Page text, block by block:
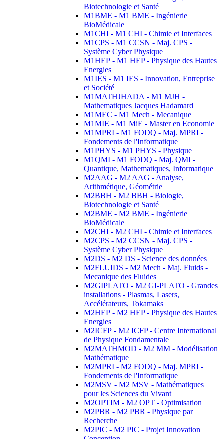
Biotechnologie et Santé
M1BME - M1 BME - Ingénierie
BioMédicale
M1CHI - M1 CHI - Chimie et Interfaces
M1CPS - M1 CCSN - Maj. CPS -
Système Cyber Physique
M1HEP - M1 HEP - Physique des Hautes
Energies
M1IES - M1 IES - Innovation, Entreprise
et Société
M1MATHJHADA - M1 MJH -
Mathematiques Jacques Hadamard
M1MEC - M1 Mech - Mecanique
M1MIE - M1 MiE - Master en Economie
M1MPRI - M1 FODQ - Maj. MPRI -
Fondements de l'Informatique
M1PHYS - M1 PHYS - Physique
M1QMI - M1 FODQ - Maj. QMI -
Quantique, Mathematiques, Informatique
M2AAG - M2 AAG - Analyse,
Arithmétique, Géométrie
M2BBH - M2 BBH - Biologie,
Biotechnologie et Santé
M2BME - M2 BME - Ingénierie
BioMédicale
M2CHI - M2 CHI - Chimie et Interfaces
M2CPS - M2 CCSN - Maj. CPS -
Système Cyber Physique
M2DS - M2 DS - Science des données
M2FLUIDS - M2 Mech - Maj. Fluids -
Mecanique des Fluides
M2GIPLATO - M2 GI-PLATO - Grandes
installations - Plasmas, Lasers,
Accélérateurs, Tokamaks
M2HEP - M2 HEP - Physique des Hautes
Energies
M2ICFP - M2 ICFP - Centre International
de Physique Fondamentale
M2MATHMOD - M2 MM - Modélisation
Mathématique
M2MPRI - M2 FODQ - Maj. MPRI -
Fondements de l'Informatique
M2MSV - M2 MSV - Mathématiques
pour les Sciences du Vivant
M2OPTIM - M2 OPT - Optimisation
M2PBR - M2 PBR - Physique par
Recherche
M2PIC - M2 PIC - Projet Innovation